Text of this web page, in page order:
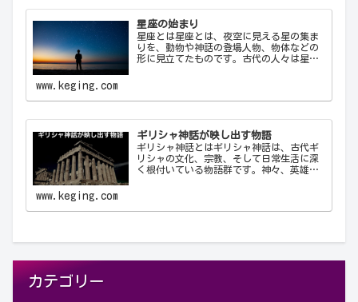
星座の始まり
星座とは星座とは、夜空に見える星の集ま
りを、動物や神話の登場人物、物体などの
形に見立てたものです。古代の人々は星を
おいて重要な役…
www.keging.com
ギリシャ神話が映し出す物語
ギリシャ神話とはギリシャ神話は、古代ギ
リシャの文化、宗教、そして日常生活に深
く根付いている物語群です。神々、英雄、
哲学に多大な…
www.keging.com
カテゴリー